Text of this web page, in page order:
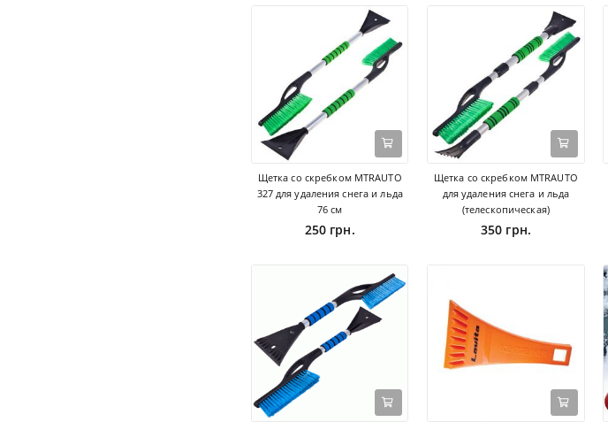
Щетка со скребком MTRAUTO
327 для удаления снега и льда
76 см
250 грн.
Щетка со скребком MTRAUTO
для удаления снега и льда
(телескопическая)
350 грн.